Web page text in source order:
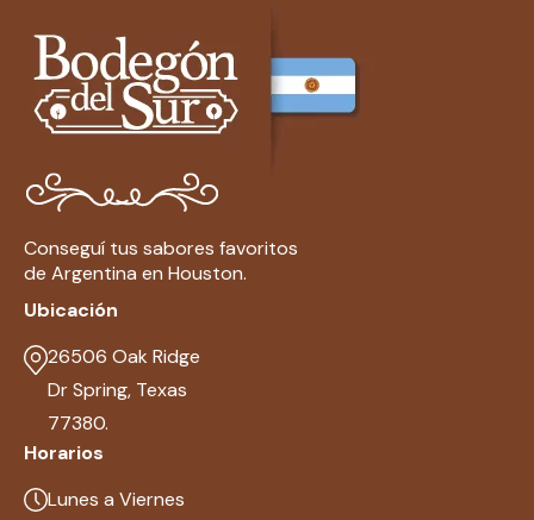
Conseguí tus sabores favoritos
de Argentina en Houston.
Ubicación
26506 Oak Ridge
Dr Spring, Texas
77380.
Horarios
Lunes a Viernes